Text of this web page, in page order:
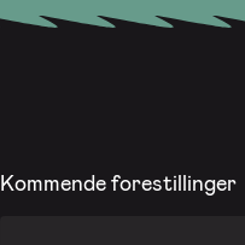
Kommende forestillinger